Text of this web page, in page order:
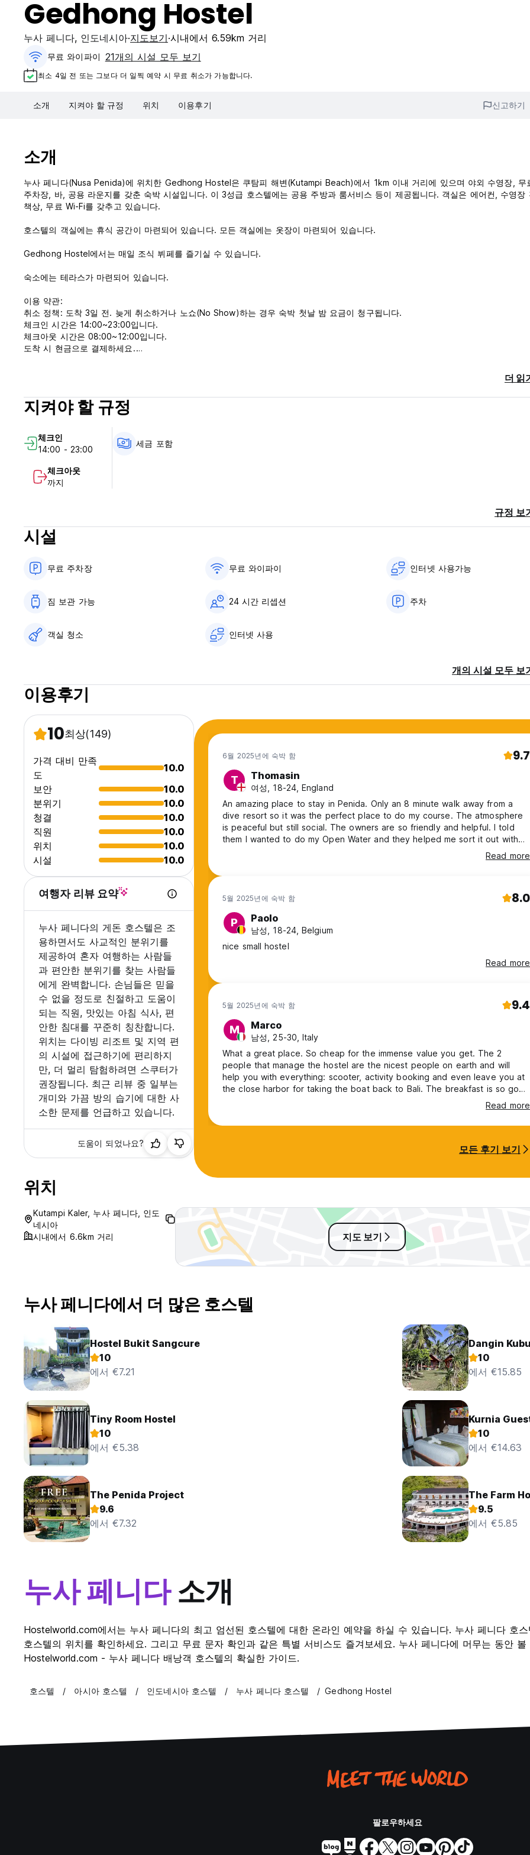
Gedhong Hostel
누사 페니다, 인도네시아 지도보기 시내에서 6.59km 거리
무료 와이파이 21개의 시설 모두 보기
최소 4일 전 또는 그보다 더 일찍 예약 시 무료 취소가 가능합니다.
소개 지켜야 할 규정 위치 이용후기 신고하기
소개
누사 페니다(Nusa Penida)에 위치한 Gedhong Hostel은 쿠탐피 해변(Kutampi Beach)에서 1km 이내 거리에 있으며 야외 수영장, 무
주차장, 바, 공용 라운지를 갖춘 숙박 시설입니다. 이 3성급 호스텔에는 공용 주방과 룸서비스 등이 제공됩니다. 객실은 에어컨, 수영장
책상, 무료 Wi-Fi를 갖추고 있습니다.
호스텔의 객실에는 휴식 공간이 마련되어 있습니다. 모든 객실에는 옷장이 마련되어 있습니다.
Gedhong Hostel에서는 매일 조식 뷔페를 즐기실 수 있습니다.
숙소에는 테라스가 마련되어 있습니다.
이용 약관:
취소 정책: 도착 3일 전. 늦게 취소하거나 노쇼(No Show)하는 경우 숙박 첫날 밤 요금이 청구됩니다.
체크인 시간은 14:00~23:00입니다.
체크아웃 시간은 08:00~12:00입니다.
도착 시 현금으로 결제하세요.
객실 내에서는 흡연이 금지되어 있지만 흡연 구역이 마련되어 있습니다.
접수시간 : 24시간 (Auto-translated from original language)
더 읽
지켜야 할 규정
체크인
14:00 - 23:00
체크아웃
까지
세금 포함
규정 보
시설
무료 주차장 무료 와이파이 인터넷 사용가능
짐 보관 가능 24 시간 리셉션 주차
객실 청소 인터넷 사용
개의 시설 모두 보
이용후기
10최상(149)
가격 대비 만족
도
10.0
보안
10.0
분위기
10.0
청결
10.0
직원
10.0
위치
10.0
시설
10.0
여행자 리뷰 요약
누사 페니다의 게돈 호스텔은 조
용하면서도 사교적인 분위기를
제공하여 혼자 여행하는 사람들
과 편안한 분위기를 찾는 사람들
에게 완벽합니다. 손님들은 믿을
수 없을 정도로 친절하고 도움이
되는 직원, 맛있는 아침 식사, 편
안한 침대를 꾸준히 칭찬합니다.
위치는 다이빙 리조트 및 지역 편
의 시설에 접근하기에 편리하지
만, 더 멀리 탐험하려면 스쿠터가
권장됩니다. 최근 리뷰 중 일부는
개미와 가끔 방의 습기에 대한 사
소한 문제를 언급하고 있습니다.
도움이 되었나요?
6월 2025년에 숙박 함 9.7
T Thomasin
여성, 18-24, England
An amazing place to stay in Penida. Only an 8 minute walk away from a
dive resort so it was the perfect place to do my course. The atmosphere
is peaceful but still social. The owners are so friendly and helpful. I told
them I wanted to do my Open Water and they helped me sort it out with
the dive resort within 10 minutes. Also a very close walk to the beach,
good restaurants, and stores. You can also rent a bike from here if you
Read more
5월 2025년에 숙박 함 8.0
P Paolo
남성, 18-24, Belgium
nice small hostel
Read more
5월 2025년에 숙박 함 9.4
M Marco
남성, 25-30, Italy
What a great place. So cheap for the immense value you get. The 2
people that manage the hostel are the nicest people on earth and will
help you with everything: scooter, activity booking and even leave you at
the close harbor for taking the boat back to Bali. The breakfast is so good
Read more
모든 후기 보기
위치
Kutampi Kaler, 누사 페니다, 인도
네시아
시내에서 6.6km 거리
지도 보기
누사 페니다에서 더 많은 호스텔
Hostel Bukit Sangcure
10
에서 €7.21
Dangin
10
에서 €15.85
Tiny Room Hostel
10
에서 €5.38
Kurnia
10
에서 €14.63
The Penida Project
9.6
에서 €7.32
The Farm
9.5
에서 €5.85
누사 페니다소개
Hostelworld.com에서는 누사 페니다의 최고 엄선된 호스텔에 대한 온라인 예약을 하실 수 있습니다. 누사 페니다 호
호스텔의 위치를 확인하세요. 그리고 무료 문자 확인과 같은 특별 서비스도 즐겨보세요. 누사 페니다에 머무는 동안
Hostelworld.com - 누사 페니다 배낭객 호스텔의 확실한 가이드.
호스텔 아시아 호스텔 인도네시아 호스텔 누사 페니다 호스텔 Gedhong Hostel
팔로우하세요